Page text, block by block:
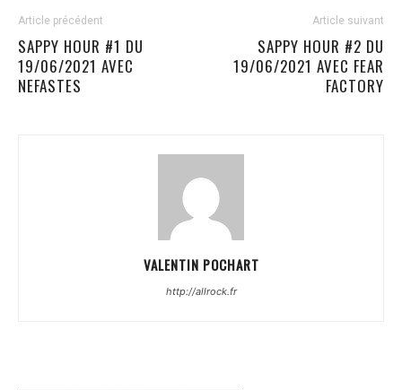
Article précédent
SAPPY HOUR #1 DU
19/06/2021 AVEC
NEFASTES
Article suivant
SAPPY HOUR #2 DU
19/06/2021 AVEC FEAR
FACTORY
VALENTIN POCHART
http://allrock.fr